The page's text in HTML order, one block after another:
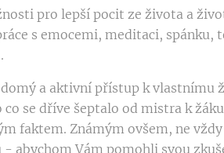
pro lepší pocit ze života a
s emocemi, meditaci, spánku,
a aktivní přístup k vlastnímu
se dříve šeptalo od mistra k
faktem. Známým ovšem, ne
- abychom Vám pomohli svou